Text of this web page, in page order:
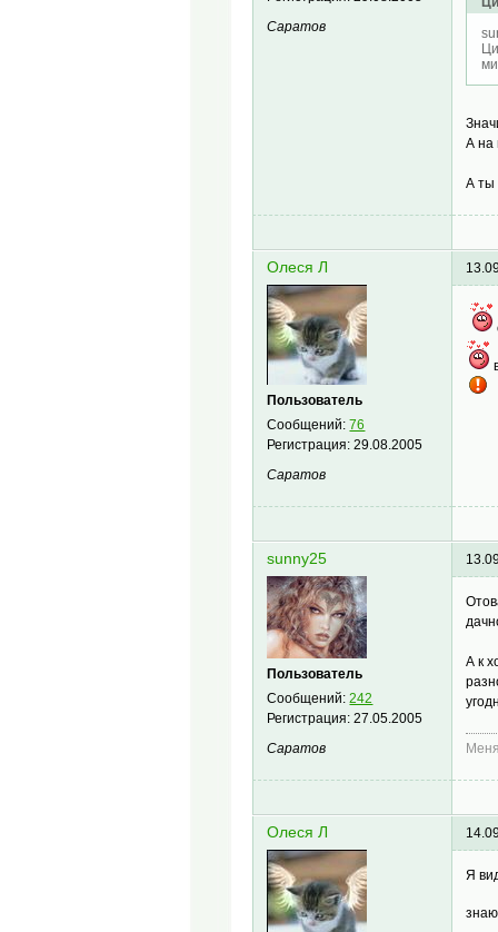
Саратов
А на
А ты
Олеся Л
Пользователь
Сообщений:76
Регистрация:29.08.2005
Саратов
sunny25
Пользователь
Сообщений:242
Регистрация:27.05.2005
Саратов
А к
Олеся Л
Я